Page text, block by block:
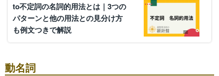
to不定詞の名詞的用法とは｜3つの
パターンと他の用法との見分け方
も例文つきで解説
動名詞